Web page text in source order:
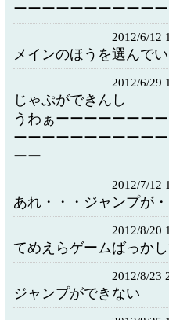
ーーーーーーーーーー
2012/6/12
メインのほうを選んで
2012/6/29
じゃぷができんし
うわぁーーーーーーー
ーーーーーーーーーー
ーー
2012/7/12
あれ・・・ジャンプが・
2012/8/20
てめえらゲームばっか
2012/8/23
ジャンプができない